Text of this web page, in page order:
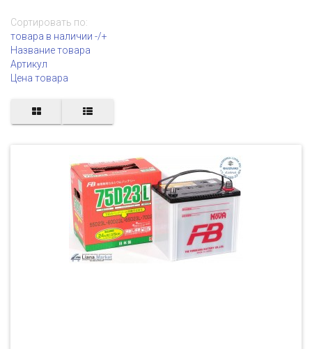
Сортировать по:
товара в наличии -/+
Название товара
Артикул
Цена товара